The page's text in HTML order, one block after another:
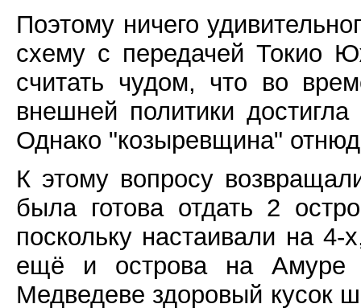
Поэтому ничего
схему с передачей Токио
считать чудом, что во
внешней политики
Однако "козыревщина"
К этому вопросу
была готова отдать 2
поскольку настаивали на
ещё и острова на Амуре
Медведеве здоровый кусок